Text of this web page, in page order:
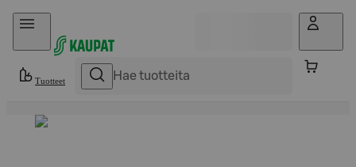
Hyppää sisältöön
Tuotteet